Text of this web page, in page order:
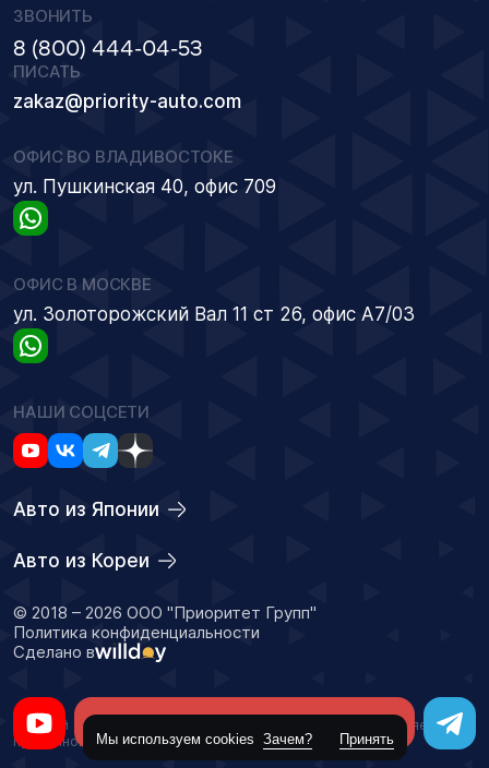
ЗВОНИТЬ
8 (800) 444-04-53
ПИСАТЬ
zakaz@priority-auto.com
ОФИС ВО ВЛАДИВОСТОКЕ
ул. Пушкинская 40, офис 709
ОФИС В МОСКВЕ
ул. Золоторожский Вал 11 ст 26, офис А7/03
НАШИ СОЦСЕТИ
Авто из Японии
Авто из Кореи
© 2018 – 2026 ООО "Приоритет Групп"
Политика конфиденциальности
Сделано в
Данный сайт носит информационный характер и не является
публичной офертойМы используем cookies Зачем? Принять